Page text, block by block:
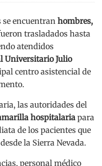
se encuentran hombres,
trasladados hasta
atendidos
Universitario Julio
centro asistencial de
las autoridades del
hospitalariapara
de los pacientes que
la Sierra Nevada.
personal médico